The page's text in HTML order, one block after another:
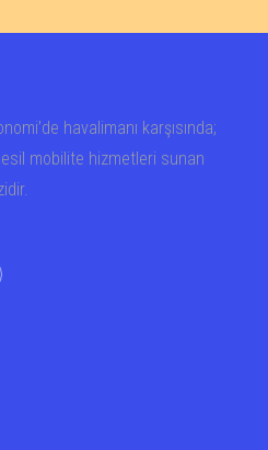
havalimanı karşısında;
mobilite hizmetleri sunan